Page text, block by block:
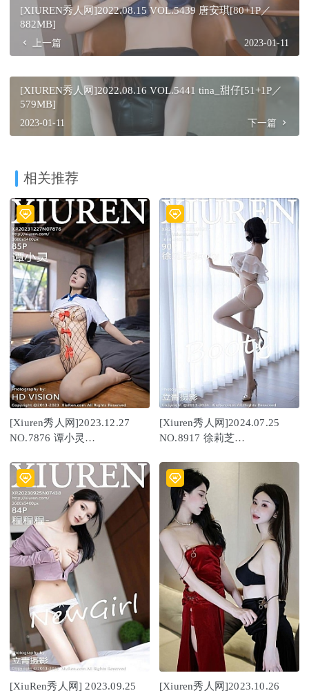
[XIUREN秀人网]2022.08.15 VOL.5439 唐安琪[80+1P／
882MB]
上一篇 2023-01-11
[XIUREN秀人网]2022.08.16 VOL.5441 tina_甜仔[51+1P／
579MB]
2023-01-11 下一篇
相关推荐
[Xiuren秀人网]2023.12.27
NO.7876 谭小灵
[Xiuren秀人网]2024.07.25
NO.8917 徐莉芝
[XiuRen秀人网] 2023.09.25
[Xiuren秀人网]2023.10.26